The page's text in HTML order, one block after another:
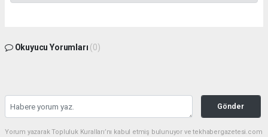
Okuyucu Yorumları (0)
Gönder
Yorum yazarak Topluluk Kuralları’nı kabul etmiş bulunuyor ve tekhabergazetesi.com